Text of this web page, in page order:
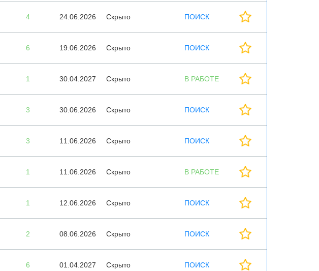
4 24.06.2026 Скрыто ПОИСК
6 19.06.2026 Скрыто ПОИСК
1 30.04.2027 Скрыто В РАБОТЕ
3 30.06.2026 Скрыто ПОИСК
3 11.06.2026 Скрыто ПОИСК
1 11.06.2026 Скрыто В РАБОТЕ
1 12.06.2026 Скрыто ПОИСК
2 08.06.2026 Скрыто ПОИСК
6 01.04.2027 Скрыто ПОИСК